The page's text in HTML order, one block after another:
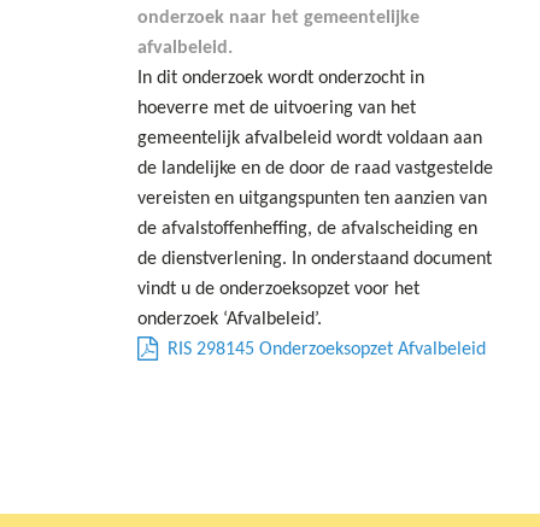
onderzoek naar het gemeentelijke
afvalbeleid.
In dit onderzoek wordt onderzocht in
hoeverre met de uitvoering van het
gemeentelijk afvalbeleid wordt voldaan aan
de landelijke en de door de raad vastgestelde
vereisten en uitgangspunten ten aanzien van
de afvalstoffenheffing, de afvalscheiding en
de dienstverlening. In onderstaand document
vindt u de onderzoeksopzet voor het
onderzoek ‘Afvalbeleid’.
RIS 298145 Onderzoeksopzet Afvalbeleid